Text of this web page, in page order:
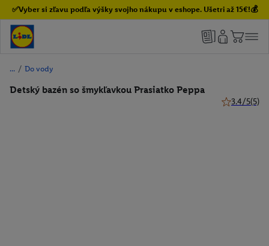
✅Vyber si zľavu podľa výšky svojho nákupu v eshope. Ušetri až 15€!💰
/ Do vody
Detský bazén so šmykľavkou Prasiatko Peppa
3.4/5(5)